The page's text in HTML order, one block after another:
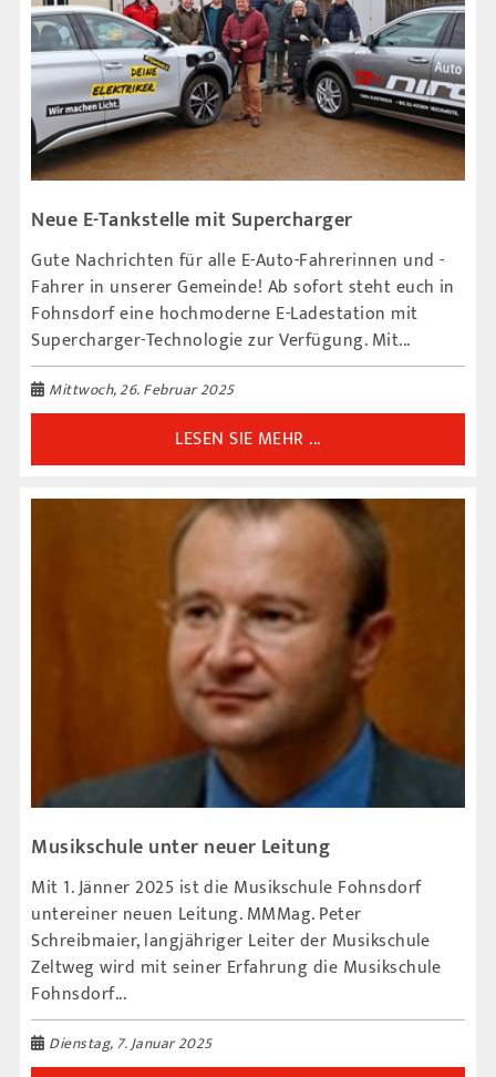
Neue E-Tankstelle mit Supercharger
Gute Nachrichten für alle E-Auto-Fahrerinnen und -
Fahrer in unserer Gemeinde! Ab sofort steht euch in
Fohnsdorf eine hochmoderne E-Ladestation mit
Supercharger-Technologie zur Verfügung. Mit...
Mittwoch, 26. Februar 2025
LESEN SIE MEHR ...
Musikschule unter neuer Leitung
Mit 1. Jänner 2025 ist die Musikschule Fohnsdorf
untereiner neuen Leitung. MMMag. Peter
Schreibmaier, langjähriger Leiter der Musikschule
Zeltweg wird mit seiner Erfahrung die Musikschule
Fohnsdorf...
Dienstag, 7. Januar 2025